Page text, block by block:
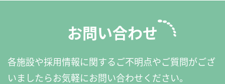
お問い合わせ
各施設や採用情報に関するご不明点やご質問がござ
いましたらお気軽にお問い合わせください。